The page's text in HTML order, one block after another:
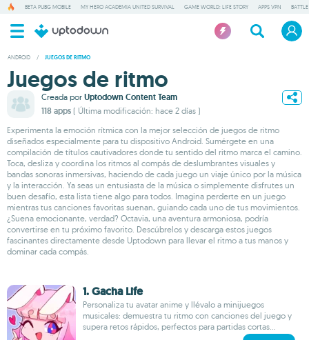
BETA PUBG MOBILE MY HERO ACADEMIA UNITED SURVIVAL GAME WORLD: LIFE STORY APPS VPN
ANDROID / JUEGOS DE RITMO
Juegos de ritmo
Creada por Uptodown Content Team
118 apps ( Última modificación: hace 2 días )
Experimenta la emoción rítmica con la mejor selección de juegos de ritmo
diseñados especialmente para tu dispositivo Android. Sumérgete en una
compilación de títulos cautivadores donde tu sentido del ritmo marca el camino.
Toca, desliza y coordina los ritmos al compás de deslumbrantes visuales y
bandas sonoras inmersivas, haciendo de cada juego un viaje único por la música
y la interacción. Ya seas un entusiasta de la música o simplemente disfrutes un
buen desafío, esta lista tiene algo para todos. Imagina perderte en un juego
mientras tus canciones favoritas suenan, guiando cada uno de tus movimientos.
¿Suena emocionante, verdad? Octavia, una aventura armoniosa, podría
convertirse en tu próximo favorito. Descúbrelos y descarga estos juegos
fascinantes directamente desde Uptodown para llevar el ritmo a tus manos y
dominar cada compás.
1. Gacha Life
Personaliza tu avatar anime y llévalo a minijuegos
musicales: demuestra tu ritmo con canciones del juego y
supera retos rápidos, perfectos para partidas cortas...